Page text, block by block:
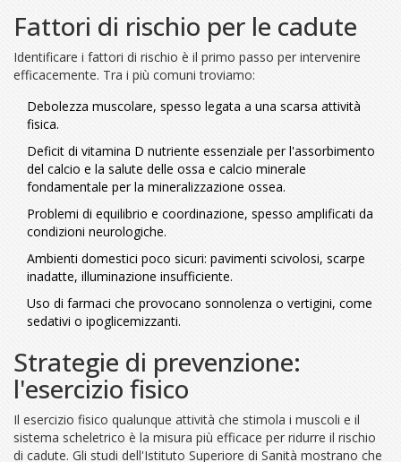
Fattori di rischio per le cadute
Identificare i fattori di rischio è il primo passo per intervenire
efficacemente. Tra i più comuni troviamo:
Debolezza muscolare, spesso legata a una scarsa attività
fisica.
Deficit di vitamina D nutriente essenziale per l'assorbimento
del calcio e la salute delle ossa e calcio minerale
fondamentale per la mineralizzazione ossea.
Problemi di equilibrio e coordinazione, spesso amplificati da
condizioni neurologiche.
Ambienti domestici poco sicuri: pavimenti scivolosi, scarpe
inadatte, illuminazione insufficiente.
Uso di farmaci che provocano sonnolenza o vertigini, come
sedativi o ipoglicemizzanti.
Strategie di prevenzione:
l'esercizio fisico
Il esercizio fisico qualunque attività che stimola i muscoli e il
sistema scheletrico è la misura più efficace per ridurre il rischio
di cadute. Gli studi dell'Istituto Superiore di Sanità mostrano che